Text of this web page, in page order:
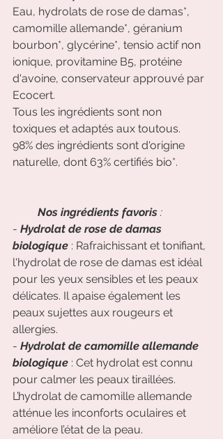
Eau, hydrolats de rose de damas*,
camomille allemande*, géranium
bourbon*, glycérine*, tensio actif non
ionique, provitamine B5, protéine
d'avoine, conservateur approuvé par
Ecocert.
Tous les ingrédients sont non
toxiques et adaptés aux toutous.
98% des ingrédients sont d'origine
naturelle, dont 63% certifiés bio*.
Nos ingrédients favoris :
- Hydrolat de rose de damas
biologique : Rafraichissant et tonifiant,
l'hydrolat de rose de damas est idéal
pour les yeux sensibles et les peaux
délicates. Il apaise également les
peaux sujettes aux rougeurs et
allergies.
- Hydrolat de camomille allemande
biologique : Cet hydrolat est connu
pour calmer les peaux tiraillées.
L’hydrolat de camomille allemande
atténue les inconforts oculaires et
améliore l’état de la peau.